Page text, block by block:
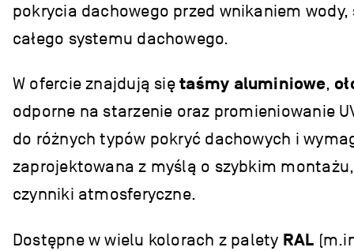
pokrycia dachowego przed wnikaniem
całego systemu dachowego.
W ofercie znajdują siętaśmy aluminiowe,
odporne na starzenie oraz promieniowanie
do różnych typów pokryć dachowych i
zaprojektowana z myślą o szybkim
czynniki atmosferyczne.
Dostępne w wielu kolorach z palety RAL